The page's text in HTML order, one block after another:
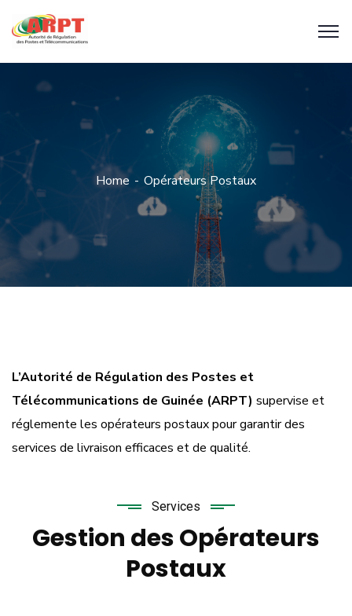
Home Opérateurs Postaux
L’Autorité de Régulation des Postes et
Télécommunications de Guinée (ARPT) supervise et
réglemente les opérateurs postaux pour garantir des
services de livraison efficaces et de qualité.
Services
Gestion des Opérateurs
Postaux